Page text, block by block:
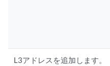
L3アドレスを追加します。